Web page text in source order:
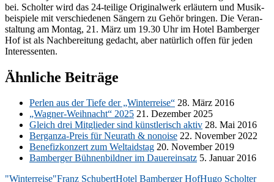
bei. Schol­ter wird das 24-teil­i­ge Ori­gi­nal­werk er­läu­tern und Mu­sik­
bei­spie­le mit ver­schie­de­nen Sän­gern zu Ge­hör brin­gen. Die Ver­an­
stal­tung am Mon­tag, 21. März um 19.30 Uhr im Ho­tel Bam­ber­ger
Hof ist als Nach­be­rei­tung ge­dacht, aber na­tür­lich of­fen für je­den
Interessenten.
Ähnliche Beiträge
Per­len aus der Tie­fe der „Win­ter­rei­se“ 28. März 2016
„Wag­ner-Weih­nacht“ 2025 21. De­zem­ber 2025
Gleich drei Mit­glie­der sind künst­le­risch ak­tiv 28. Mai 2016
Bergan­za-Preis für Neu­r­a­th & no­noi­se 22. No­vem­ber 2022
Be­ne­fiz­kon­zert zum Welt­aids­tag 20. No­vem­ber 2019
Bam­ber­ger Büh­nen­bild­ner im Dau­er­ein­satz 5. Ja­nu­ar 2016
"Winterreise"Franz SchubertHotel Bamberger HofHugo Scholter